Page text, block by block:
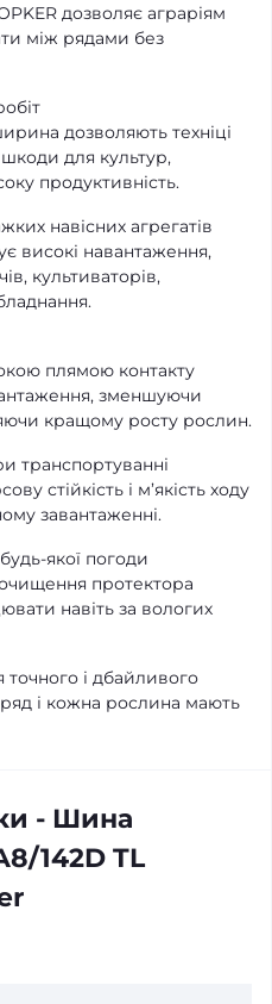
дозволяє аграріям
між рядами без
дозволяють техніці
для культур,
продуктивність.
навісних агрегатів
високі навантаження,
культиваторів,
плямою контакту
зменшуючи
кращому росту рослин.
транспортуванні
стійкість і м’якість ходу
завантаженні.
якої погоди
протектора
навіть за вологих
точного і дбайливого
і кожна рослина мають
- Шина
142D TL